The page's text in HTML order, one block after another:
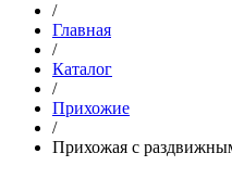
/
Главная
/
Каталог
/
Прихожие
/
Прихожая с